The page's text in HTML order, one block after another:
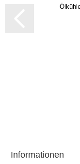
Informationen